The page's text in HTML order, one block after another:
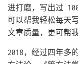
进打磨，写出过
可以帮我轻松每天
文章质量，更可帮
2018，经过四年多